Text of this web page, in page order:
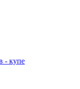
- купе